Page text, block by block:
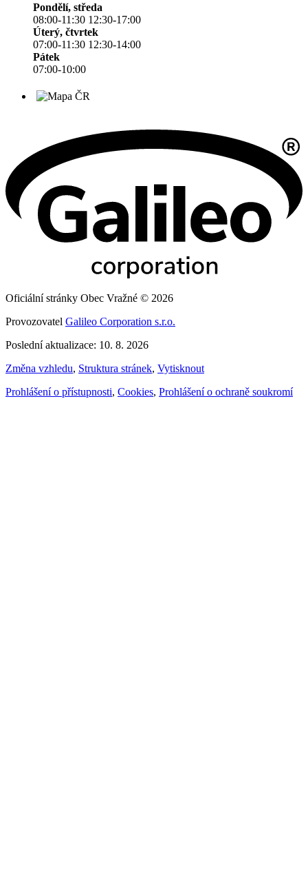
Pondělí, středa
08:00-11:30 12:30-17:00
Úterý, čtvrtek
07:00-11:30 12:30-14:00
Pátek
07:00-10:00
Oficiální stránky Obec Vražné © 2026
Provozovatel Galileo Corporation s.r.o.
Poslední aktualizace: 10. 8. 2026
Změna vzhledu, Struktura stránek, Vytisknout
Prohlášení o přístupnosti, Cookies, Prohlášení o ochraně soukromí